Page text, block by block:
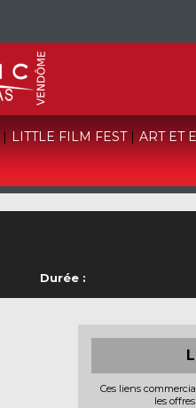
| LITTLE FILM FEST | ART ET
Durée :
Ces liens
les